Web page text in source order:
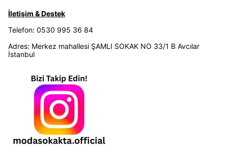
İletişim & Destek
Telefon: 0530 995 36 84
Adres: Merkez mahallesi ŞAMLI SOKAK NO 33/1 B Avcılar
İstanbul